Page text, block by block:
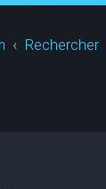
Rechercher